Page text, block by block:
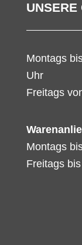
UNSERE
Montags
Uhr
Freitags
Montags
Freitags